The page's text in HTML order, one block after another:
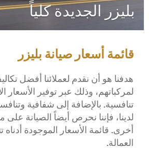
بليزر الجديدة كلياً
قائمة أسعار صيانة بليزر
هدفنا هو أن نقدم لعملائنا أفضل
لمركباتهم، وذلك عبر توفير الأسعار
تنافسية. بالإضافة إلى شفافية
لدينا، فإننا نحرص أيضاً الصيانة على
أخرى. قائمة الأسعار الموجودة
العمالة.